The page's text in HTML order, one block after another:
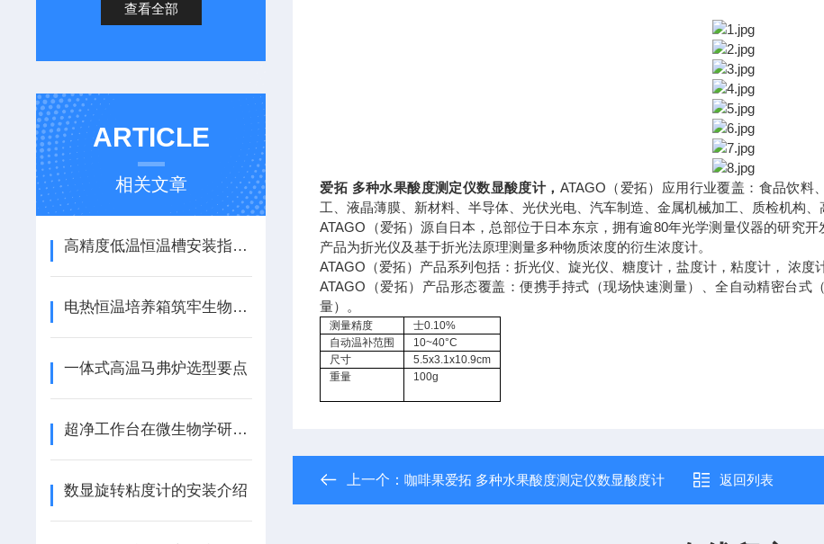
查看全部
ARTICLE
相关文章
高精度低温恒温槽安装指南：步骤与注意事项
电热恒温培养箱筑牢生物实验核心防线
一体式高温马弗炉选型要点
超净工作台在微生物学研究中的关键作用
数显旋转粘度计的安装介绍
爱拓 多种水果酸度测定仪数显酸度计， ATAGO（爱拓）应用行业覆盖：食品饮
工、液晶薄膜、新材料、半导体、光伏光电、汽车制造、金属机械加工、质检机构、
ATAGO（爱拓）源自日本，总部位于日本东京，拥有逾80年光学测量仪器的研究
产品为折光仪及基于折光法原理测量多种物质浓度的衍生浓度计。
ATAGO（爱拓）产品系列包括：折光仪、旋光仪、糖度计，盐度计，粘度计， 浓度
ATAGO（爱拓）产品形态覆盖：便携手持式（现场快速测量）、全自动精密台式
量）。
测量精度
士0.10%
自动温补范围
10~40°C
尺寸
5.5x3.1x10.9cm
重量
100g
上一个：咖啡果爱拓 多种水果酸度测定仪数显酸度计 返回列表